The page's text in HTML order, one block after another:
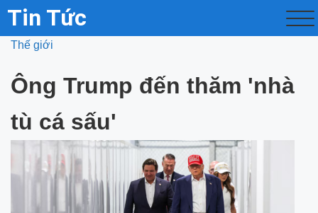
Tin Tức
Thế giới
Ông Trump đến thăm 'nhà
tù cá sấu'